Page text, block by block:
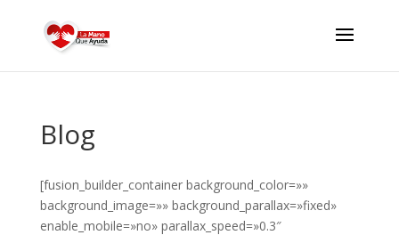
Blog
[fusion_builder_container background_color=»»
background_image=»» background_parallax=»fixed»
enable_mobile=»no» parallax_speed=»0.3″